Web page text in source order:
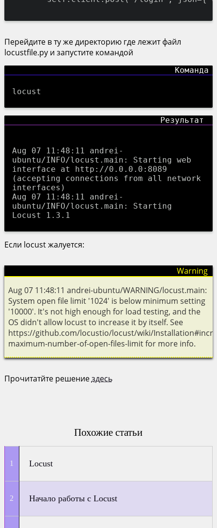
Перейдите в ту же директорию где лежит файл
locustfile.py и запустите командой
locust
Aug 07 11:48:11 andrei-
ubuntu/INFO/locust.main: Starting web
interface at http://0.0.0.0:8089
(accepting connections from all network
interfaces)
Aug 07 11:48:11 andrei-
ubuntu/INFO/locust.main: Starting
Если locust жалуется:
Aug 07 11:48:11 andrei-ubuntu/WARNING/locust.main:
System open file limit '1024' is below minimum setting
'10000'. It's not high enough for load testing, and the
OS didn't allow locust to increase it by itself. See
https://github.com/locustio/locust/wiki/
maximum-number-of-open-files-limit for more info.
Прочитатйте решениездесь
Похожие статьи
Locust
Начало работы с Locust